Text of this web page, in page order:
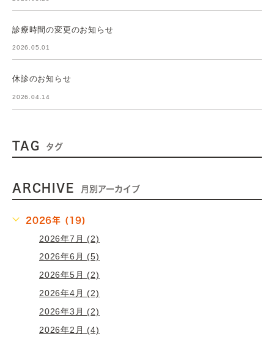
診療時間の変更のお知らせ
2026.05.01
休診のお知らせ
2026.04.14
TAG タグ
ARCHIVE 月別アーカイブ
2026年 (19)
2026年7月 (2)
2026年6月 (5)
2026年5月 (2)
2026年4月 (2)
2026年3月 (2)
2026年2月 (4)